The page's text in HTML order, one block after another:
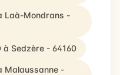
Laà-Mondrans -
à Sedzère - 64160
Malaussanne -